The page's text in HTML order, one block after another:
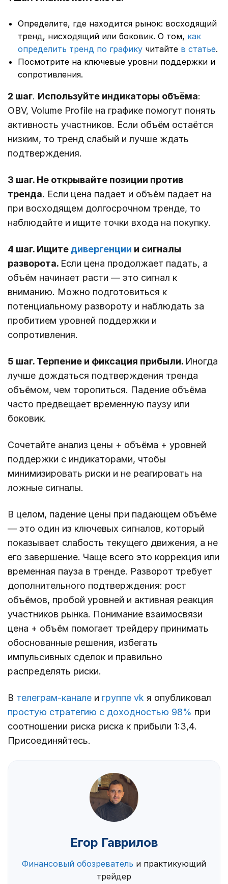
Определите, где находится рынок: восходящий
тренд, нисходящий или боковик. О том, как
определить тренд по графику читайте в статье.
Посмотрите на ключевые уровни поддержки и
сопротивления.
2 шаг. Используйте индикаторы объёма:
OBV, Volume Profile на графике помогут понять
активность участников. Если объём остаётся
низким, то тренд слабый и лучше ждать
подтверждения.
3 шаг. Не открывайте позиции против
тренда. Если цена падает и объём падает на
при восходящем долгосрочном тренде, то
наблюдайте и ищите точки входа на покупку.
4 шаг. Ищите дивергенции и сигналы
разворота. Если цена продолжает падать, а
объём начинает расти — это сигнал к
вниманию. Можно подготовиться к
потенциальному развороту и наблюдать за
пробитием уровней поддержки и
сопротивления.
5 шаг. Терпение и фиксация прибыли. Иногда
лучше дождаться подтверждения тренда
объёмом, чем торопиться. Падение объёма
часто предвещает временную паузу или
боковик.
Сочетайте анализ цены + объёма + уровней
поддержки с индикаторами, чтобы
минимизировать риски и не реагировать на
ложные сигналы.
В целом, падение цены при падающем объёме
— это один из ключевых сигналов, который
показывает слабость текущего движения, а не
его завершение. Чаще всего это коррекция или
временная пауза в тренде. Разворот требует
дополнительного подтверждения: рост
объёмов, пробой уровней и активная реакция
участников рынка. Понимание взаимосвязи
цена + объём помогает трейдеру принимать
обоснованные решения, избегать
импульсивных сделок и правильно
распределять риски.
В телеграм-канале и группе vk я опубликовал
простую стратегию с доходностью 98% при
соотношении риска риска к прибыли 1:3,4.
Присоединяйтесь.
Егор Гаврилов
Финансовый обозреватель и практикующий
трейдер